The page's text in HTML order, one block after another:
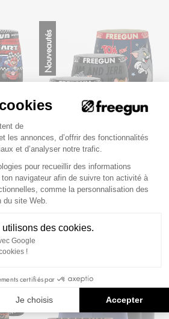
Nouveautés
Lot de 3 Boxers Microfibre homme
Tom Et Jerry Imprimé | FREEGUN
28,90 € 39,90 €
Gestion du
de
les annonces, d’offrir des fonctionnalités
et d’analyser notre trafic.
pour recueillir des informations
navigateur afin de suivre ton activité à
comme la personnalisation des
du site Web.
des cookies.
Google
!
certifiés par
Je choisis Accepter
Axeptio consent